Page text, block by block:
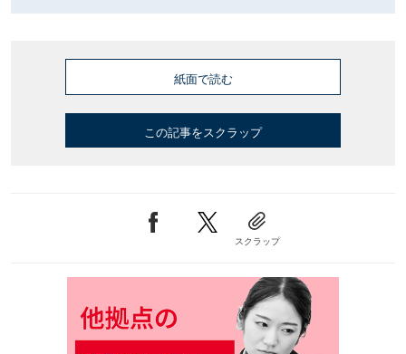
紙面で読む
この記事をスクラップ
スクラップ